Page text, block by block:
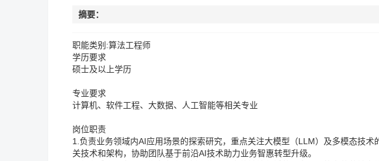
摘要：
职能类别:算法工程师
学历要求
硕士及以上学历
专业要求
计算机、软件工程、大数据、人工智能等相关专业
岗位职责
1.负责业务领域内AI应用场景的探索研究，重点关注大模型（LLM）及多模态技
关技术和架构，协助团队基于前沿AI技术助力业务智惠转型升级。